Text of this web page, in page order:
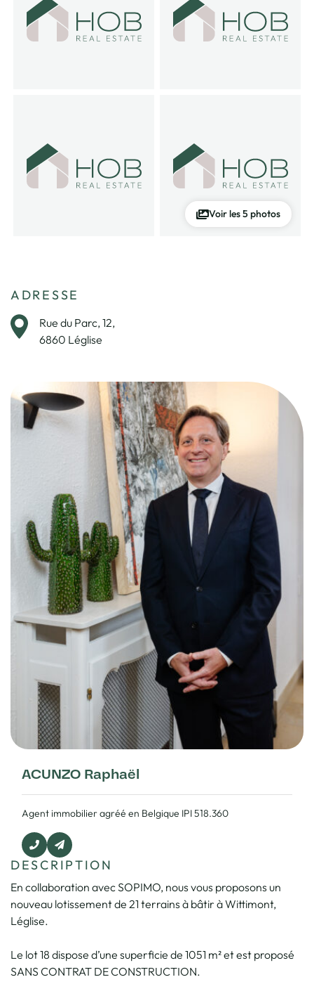
Voir les 5 photos
DESCRIPTION
En collaboration avec SOPIMO, nous vous proposons un
nouveau lotissement de 21 terrains à bâtir à Wittimont,
Léglise.
Le lot 18 dispose d’une superficie de 1051 m² et est proposé
SANS CONTRAT DE CONSTRUCTION.
ADRESSE
Rue du Parc, 12,
6860 Léglise
ACUNZO Raphaël
Agent immobilier agréé en Belgique IPI 518.360